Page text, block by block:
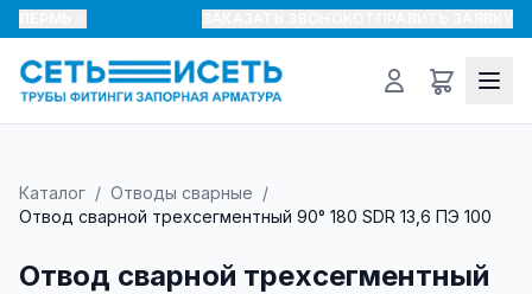
Каталог / Отводы сварные /
Отвод сварной трехсегментный 90° 180 SDR 13,6 ПЭ 100
Отвод сварной трехсегментный